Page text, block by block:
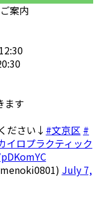
案内
ます
ださい↓ #文京区 #
イロプラクティック
July 7,